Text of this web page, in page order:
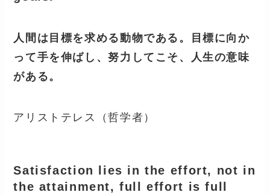
人間は目標を求める動物である。目標に向か
って手を伸ばし、努力してこそ、人生の意味
がある。
アリストテレス（哲学者）
Satisfaction lies in the effort, not in
the attainment, full effort is full